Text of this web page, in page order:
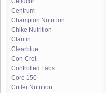
Centrum
Champion Nutrition
Chike Nutrition
Claritin
Clearblue
Con-Cret
Controlled Labs
Core 150
Cutler Nutrition